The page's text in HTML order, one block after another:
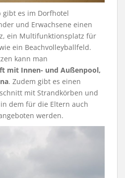
es im Dorfhotel
und Erwachsene einen
ein Multifunktionsplatz für
ein Beachvolleyballfeld.
kann man
mit Innen- und Außenpool,
. Zudem gibt es einen
mit Strandkörben und
dem für die Eltern auch
werden.